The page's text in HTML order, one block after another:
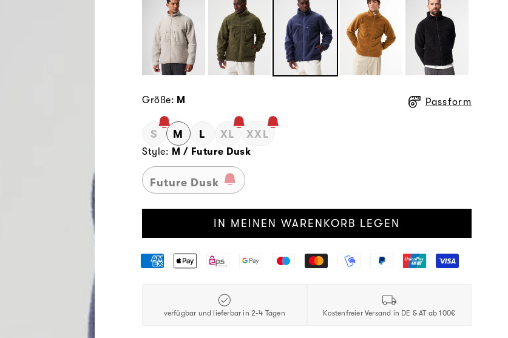
Größe: M Passform
S M L XL XXL
Style: M / Future Dusk
Future Dusk
IN MEINEN WARENKORB LEGEN
verfügbar und lieferbar in 2-4 Tagen Kostenfreier Versand in DE & AT ab 100€